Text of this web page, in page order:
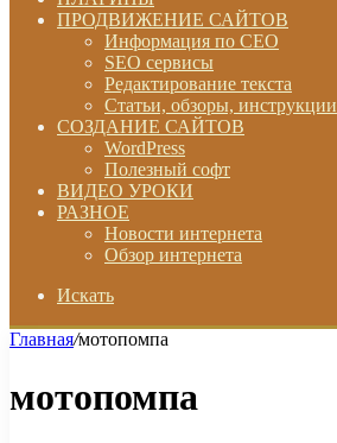
ПРОДВИЖЕНИЕ САЙТОВ
Информация по СЕО
SEO сервисы
Редактирование текста
Статьи, обзоры, инструкции
СОЗДАНИЕ САЙТОВ
WordPress
Полезный софт
ВИДЕО УРОКИ
РАЗНОЕ
Новости интернета
Обзор интернета
Искать
Главная/мотопомпа
мотопомпа